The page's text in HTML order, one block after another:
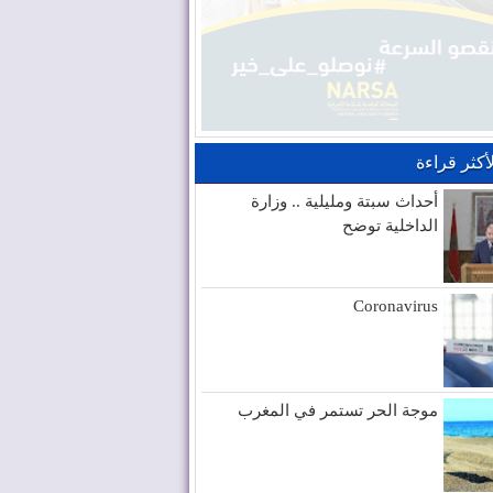
قراءة
أحداث سبتة ومليلية .. وزارة
الداخلية توضح
Coronavirus
موجة الحر تستمر في المغرب